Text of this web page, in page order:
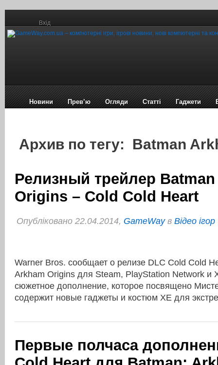
Вхід
Новини Прев’ю Огляди Статті Гаджети
Архив по тегу: Batman
Релизный трейлер
Origins – Cold Cold Heart
Опубліковано 22.04.2014, GameWayв Відео ігор
Warner Bros. сообщает о релизе DLC Cold Cold
Arkham Origins для Steam, PlayStation Network и
сюжетное дополнение, которое посвящено
содержит новые гаджеты и костюм XE для
Первые полчаса